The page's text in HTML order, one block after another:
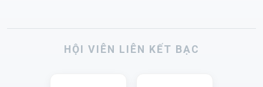
HỘI VIÊN LIÊN KẾT BẠC